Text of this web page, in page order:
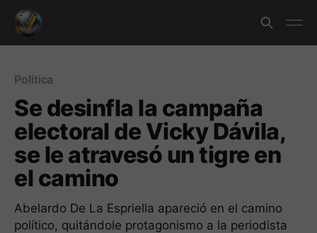
Política
Se desinfla la campaña
electoral de Vicky Dávila,
se le atravesó un tigre en
el camino
Abelardo De La Espriella apareció en el camino
político, quitándole protagonismo a la periodista